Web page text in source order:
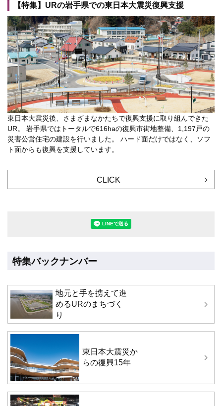
【特集】URの岩手県での東日本大震災復興支援
東日本大震災後、さまざまなかたちで復興支援に取り組んできた
UR。 岩手県ではトータルで616haの復興市街地整備、1,197戸の
災害公営住宅の建設を行いました。 ハード面だけではなく、ソフ
ト面からも復興を支援しています。
CLICK
LINEで送る(別ウィンドウで開きま
特集バックナンバー
地元と手を携えて進
めるURのまちづく
り
東日本大震災か
らの復興15年